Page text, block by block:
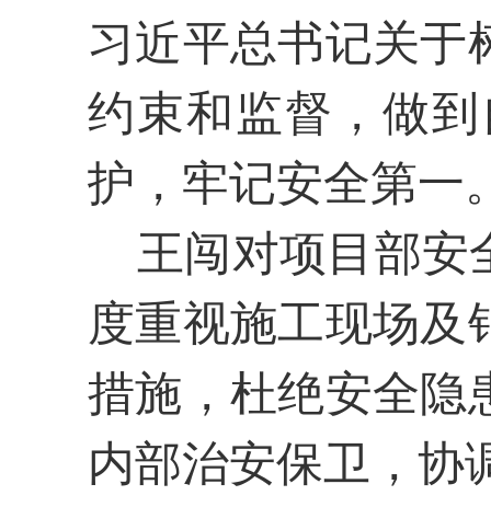
习近平总书记关于
约束和监督，做
护，牢记安全第一
王闯对项目部安
度重视施工现场及
措施，杜绝安全隐
内部治安保卫，协